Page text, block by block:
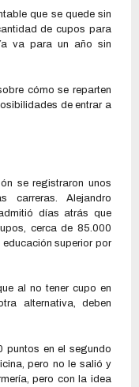
que se quede sin
de cupos para
va para un año sin
cómo se reparten
de entrar a
se registraron unos
carreras. Alejandro
días atrás que
cerca de 85.000
superior por
al no tener cupo en
alternativa, deben
puntos en el segundo
pero no le salió y
pero con la idea